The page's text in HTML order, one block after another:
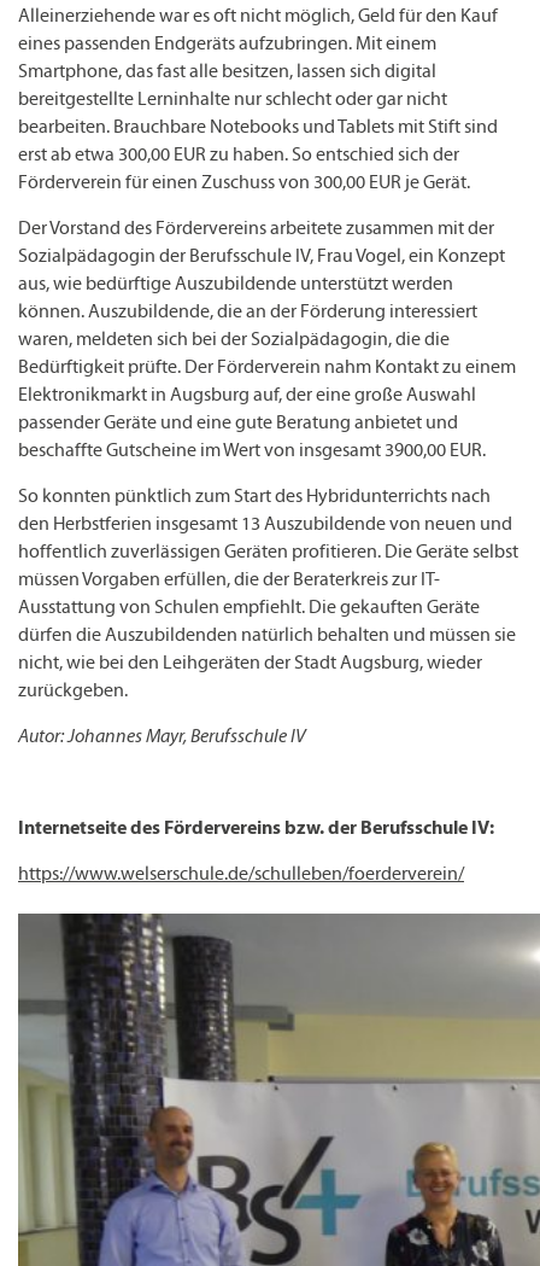
Alleinerziehende war es oft nicht möglich, Geld für den Kauf
eines passenden Endgeräts aufzubringen. Mit einem
Smartphone, das fast alle besitzen, lassen sich digital
bereitgestellte Lerninhalte nur schlecht oder gar nicht
bearbeiten. Brauchbare Notebooks und Tablets mit Stift sind
erst ab etwa 300,00 EUR zu haben. So entschied sich der
Förderverein für einen Zuschuss von 300,00 EUR je Gerät.
Der Vorstand des Fördervereins arbeitete zusammen mit der
Sozialpädagogin der Berufsschule IV, Frau Vogel, ein Konzept
aus, wie bedürftige Auszubildende unterstützt werden
können. Auszubildende, die an der Förderung interessiert
waren, meldeten sich bei der Sozialpädagogin, die die
Bedürftigkeit prüfte. Der Förderverein nahm Kontakt zu einem
Elektronikmarkt in Augsburg auf, der eine große Auswahl
passender Geräte und eine gute Beratung anbietet und
beschaffte Gutscheine im Wert von insgesamt 3900,00 EUR.
So konnten pünktlich zum Start des Hybridunterrichts nach
den Herbstferien insgesamt 13 Auszubildende von neuen und
hoffentlich zuverlässigen Geräten profitieren. Die Geräte selbst
müssen Vorgaben erfüllen, die der Beraterkreis zur IT-
Ausstattung von Schulen empfiehlt. Die gekauften Geräte
dürfen die Auszubildenden natürlich behalten und müssen sie
nicht, wie bei den Leihgeräten der Stadt Augsburg, wieder
zurückgeben.
Autor: Johannes Mayr, Berufsschule IV
Internetseite des Fördervereins bzw. der Berufsschule IV:
https://www.welserschule.de/schulleben/foerderverein/